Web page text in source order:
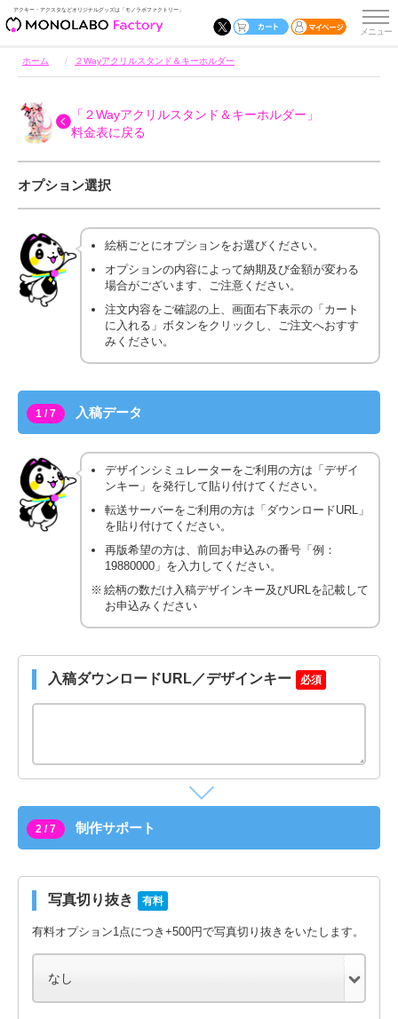
アクキー・アクスタなどオリジナルグッズは「モノラボファクトリー」
ホーム ２Wayアクリルスタンド＆キーホルダー
「２Wayアクリルスタンド＆キーホルダー」
料金表に戻る
オプション選択
絵柄ごとにオプションをお選びください。
オプションの内容によって納期及び金額が変わる
場合がございます、ご注意ください。
注文内容をご確認の上、画面右下表示の「カート
に入れる」ボタンをクリックし、ご注文へおすす
みください。
1 / 7 入稿データ
デザインシミュレーターをご利用の方は「デザイ
ンキー」を発行して貼り付けてください。
転送サーバーをご利用の方は「ダウンロードURL」
を貼り付けてください。
再版希望の方は、前回お申込みの番号「例：
19880000」を入力してください。
絵柄の数だけ入稿デザインキー及びURLを記載して
お申込みください
入稿ダウンロードURL／デザインキー 必須
2 / 7 制作サポート
写真切り抜き 有料
有料オプション1点につき+500円で写真切り抜きをいたします。